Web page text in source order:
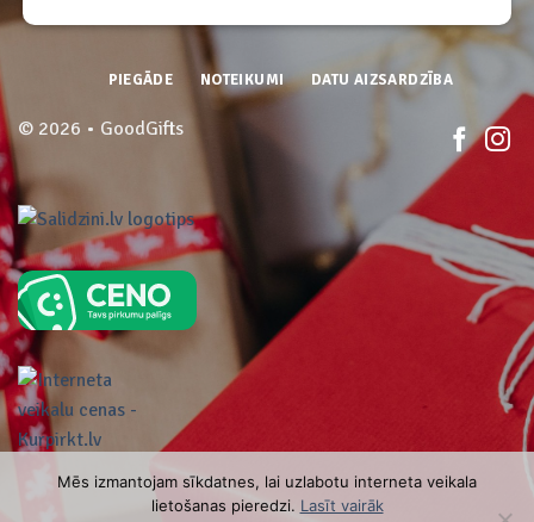
© 2026 • GoodGifts
PIEGĀDE NOTEIKUMI DATU AIZSARDZĪBA
Mēs izmantojam sīkdatnes, lai uzlabotu interneta veikala
lietošanas pieredzi. Lasīt vairāk